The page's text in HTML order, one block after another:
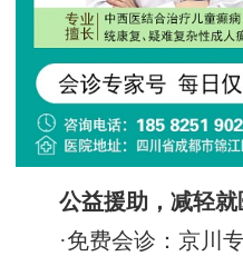
公益援助，减轻就
·免费会诊：京川